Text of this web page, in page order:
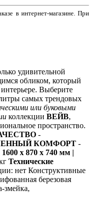
в интернет-магазине. При
удивительной
обликом, который
Выберите
самых трендовых
или буковыми
коллекции ВЕЙВ,
пространство.
-
КОМФОРТ -
х 870 х 740 мм |
Технические
нет Конструктивные
березовая